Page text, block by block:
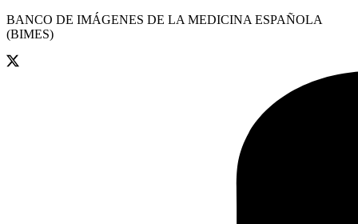
BANCO DE IMÁGENES DE LA MEDICINA ESPAÑOLA
(BIMES)